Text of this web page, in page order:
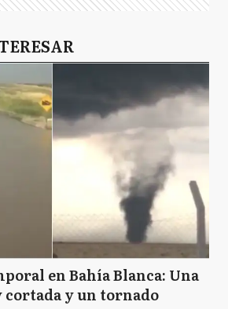
General Pueyrredón
La Costa
Monte
en Bahía Blanca: Una
cortada y un tornado